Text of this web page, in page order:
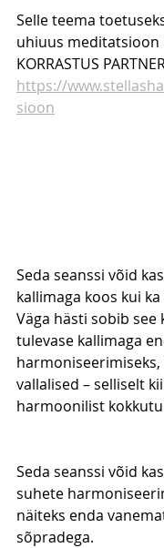
Selle teema
uhiuus meditatsioon
KORRASTUS
https://
sioon
Seda seanssi võid
kallimaga koos kui
Väga hästi sobib see
tulevase kallimaga
harmoniseerimiseks,
vallalised – selliselt
harmoonilist
Seda seanssi võid
suhete
näiteks enda
sõpradega.